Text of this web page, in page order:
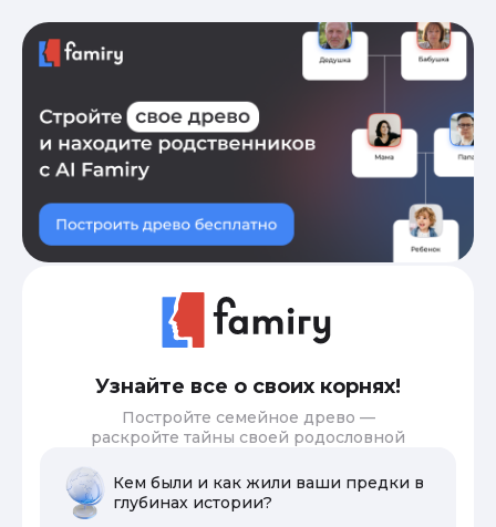
Узнайте все о своих корнях!
Постройте семейное древо —
раскройте тайны своей родословной
Кем были и как жили ваши предки в
глубинах истории?